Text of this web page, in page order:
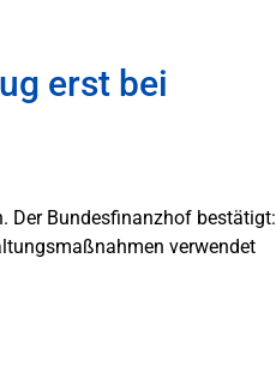
erst bei
Der Bundesfinanzhof bestätigt:
verwendet